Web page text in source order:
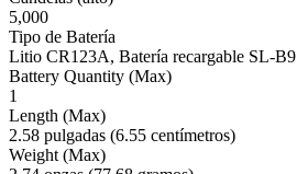
5,000
Tipo de Batería
Litio CR123A, Batería recargable SL-B9
Battery Quantity (Max)
1
Length (Max)
2.58 pulgadas (6.55 centímetros)
Weight (Max)